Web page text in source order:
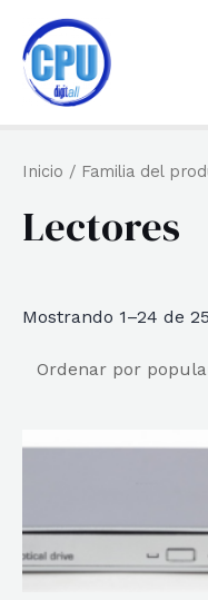
contenido
Inicio / Familia del
Lectores
Mostrando 1–24 de